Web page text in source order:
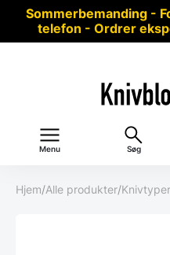
Sommerbemanding -
telefon - Ordrer
Menu Søg
Hjem/Alle produkter/Knivtyper